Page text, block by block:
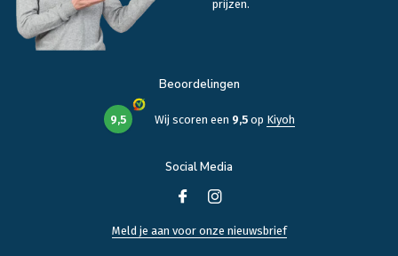
prijzen.
Beoordelingen
9,5 Wij scoren een 9,5op Kiyoh
Social Media
Meld je aan voor onze nieuwsbrief